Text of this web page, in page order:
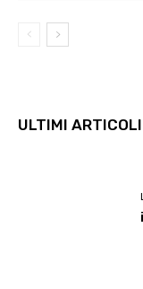
ULTIMI ARTICOLI